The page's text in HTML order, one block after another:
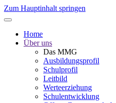
Zum Hauptinhalt springen
Home
Über uns
Das MMG
Ausbildungsprofil
Schulprofil
Leitbild
Werteerziehung
Schulentwicklung